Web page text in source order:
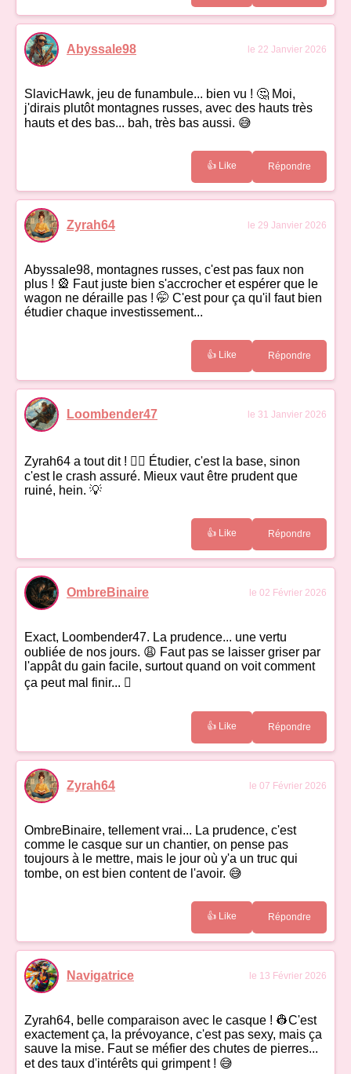
Abyssale98 le 22 Janvier 2026
SlavicHawk, jeu de funambule... bien vu ! 🤔 Moi,
j'dirais plutôt montagnes russes, avec des hauts très
hauts et des bas... bah, très bas aussi. 😅
👍 Like Répondre
Zyrah64 le 29 Janvier 2026
Abyssale98, montagnes russes, c'est pas faux non
plus ! 🎡 Faut juste bien s'accrocher et espérer que le
wagon ne déraille pas ! 🤭 C'est pour ça qu'il faut bien
étudier chaque investissement...
👍 Like Répondre
Loombender47 le 31 Janvier 2026
Zyrah64 a tout dit ! 👍🏻 Étudier, c'est la base, sinon
c'est le crash assuré. Mieux vaut être prudent que
ruiné, hein. 💡
👍 Like Répondre
OmbreBinaire le 02 Février 2026
Exact, Loombender47. La prudence... une vertu
oubliée de nos jours. 😩 Faut pas se laisser griser par
l'appât du gain facile, surtout quand on voit comment
ça peut mal finir... 񉹄
👍 Like Répondre
Zyrah64 le 07 Février 2026
OmbreBinaire, tellement vrai... La prudence, c'est
comme le casque sur un chantier, on pense pas
toujours à le mettre, mais le jour où y'a un truc qui
tombe, on est bien content de l'avoir. 😅
👍 Like Répondre
Navigatrice le 13 Février 2026
Zyrah64, belle comparaison avec le casque ! 👷C'est
exactement ça, la prévoyance, c'est pas sexy, mais ça
sauve la mise. Faut se méfier des chutes de pierres...
et des taux d'intérêts qui grimpent ! 😅